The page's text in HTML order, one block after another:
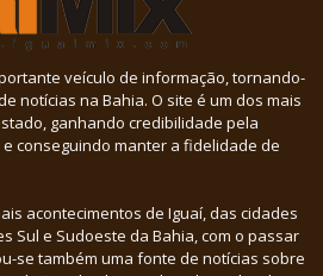
veículo de informação, tornando-
notícias na Bahia. O site é um dos mais
ganhando credibilidade pela
conseguindo manter a fidelidade de
acontecimentos de Iguaí, das cidades
Sul e Sudoeste da Bahia, com o passar
se também uma fonte de notícias sobre